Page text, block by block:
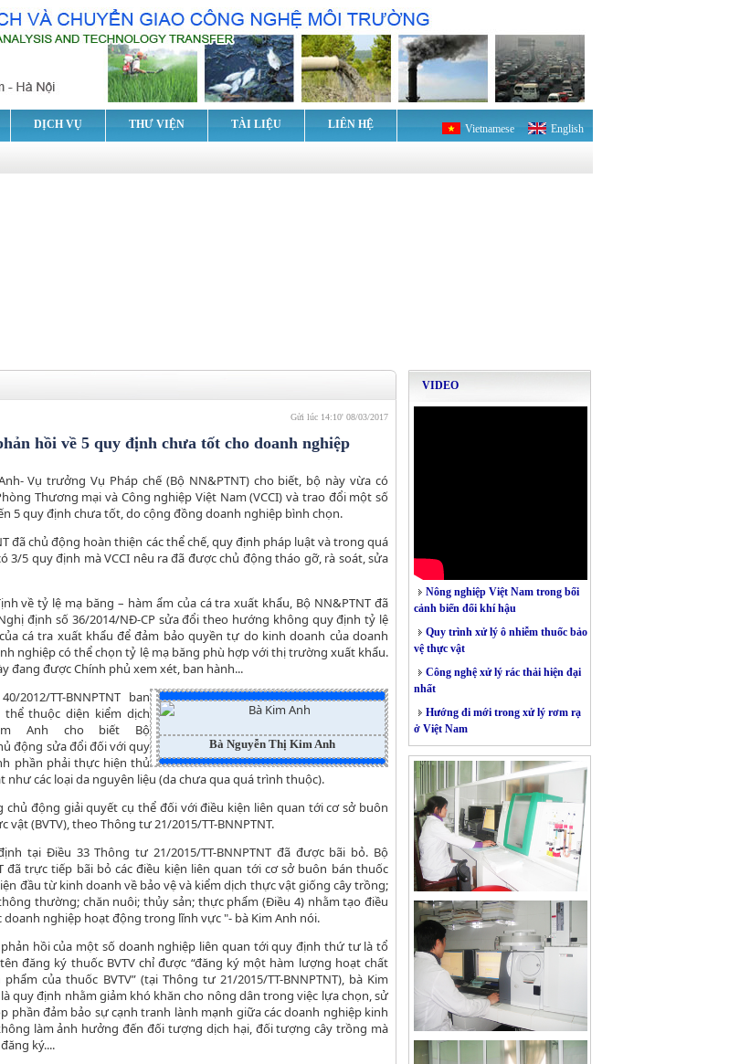
DỊCH VỤ THƯ VIỆN TÀI LIỆU LIÊN HỆ English
Vietnamese
Gửi lúc 14:10' 08/03/2017
hồi về 5 quy định chưa tốt cho doanh nghiệp
Vụ trưởng Vụ Pháp chế (Bộ NN&PTNT) cho biết, bộ này vừa có
Thương mại và Công nghiệp Việt Nam (VCCI) và trao đổi một số
5 quy định chưa tốt, do cộng đồng doanh nghiệp bình chọn.
đã chủ động hoàn thiện các thể chế, quy định pháp luật và trong quá
3/5 quy định mà VCCI nêu ra đã được chủ động tháo gỡ, rà soát, sửa
về tỷ lệ mạ băng – hàm ẩm của cá tra xuất khẩu, Bộ NN&PTNT đã
định số 36/2014/NĐ-CP sửa đổi theo hướng không quy định tỷ lệ
cá tra xuất khẩu để đảm bảo quyền tự do kinh doanh của doanh
nghiệp có thể chọn tỷ lệ mạ băng phù hợp với thị trường xuất khẩu.
đang được Chính phủ xem xét, ban hành...
Bà Nguyễn Thị Kim Anh
TT-BNNPTNT ban
thuộc diện kiểm dịch
Anh cho biết Bộ
động sửa đổi đối với quy
phần phải thực hiện thủ
như các loại da nguyên liệu (da chưa qua quá trình thuộc).
chủ động giải quyết cụ thể đối với điều kiện liên quan tới cơ sở buôn
vật (BVTV), theo Thông tư 21/2015/TT-BNNPTNT.
tại Điều 33 Thông tư 21/2015/TT-BNNPTNT đã được bãi bỏ. Bộ
đã trực tiếp bãi bỏ các điều kiện liên quan tới cơ sở buôn bán thuốc
đầu từ kinh doanh về bảo vệ và kiểm dịch thực vật giống cây trồng;
thường; chăn nuôi; thủy sản; thực phẩm (Điều 4) nhằm tạo điều
doanh nghiệp hoạt động trong lĩnh vực "- bà Kim Anh nói.
hồi của một số doanh nghiệp liên quan tới quy định thứ tư là tổ
đăng ký thuốc BVTV chỉ được “đăng ký một hàm lượng hoạt chất
của thuốc BVTV” (tại Thông tư 21/2015/TT-BNNPTNT), bà Kim
quy định nhằm giảm khó khăn cho nông dân trong việc lựa chọn, sử
phần đảm bảo sự cạnh tranh lành mạnh giữa các doanh nghiệp kinh
làm ảnh hưởng đến đối tượng dịch hại, đối tượng cây trồng mà
ký....
VIDEO
Nông nghiệp Việt Nam trong bối
cảnh biến đổi khí hậu
Quy trình xử lý ô nhiễm thuốc bảo
vệ thực vật
Công nghệ xử lý rác thải hiện đại
nhất
Hướng đi mới trong xử lý rơm rạ
ở Việt Nam